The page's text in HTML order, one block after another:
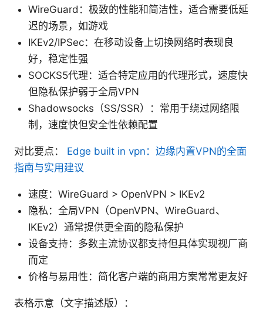
WireGuard：极致的性能和简洁性，适合需要低延
迟的场景，如游戏
IKEv2/IPSec：在移动设备上切换网络时表现良
好，稳定性强
SOCKS5代理：适合特定应用的代理形式，速度快
但隐私保护弱于全局VPN
Shadowsocks（SS/SSR）：常用于绕过网络限
制，速度快但安全性依赖配置
对比要点： Edge built in vpn：边缘内置VPN的全面
指南与实用建议
速度：WireGuard > OpenVPN > IKEv2
隐私：全局VPN（OpenVPN、WireGuard、
IKEv2）通常提供更全面的隐私保护
设备支持：多数主流协议都支持但具体实现视厂商
而定
价格与易用性：简化客户端的商用方案常常更友好
表格示意（文字描述版）：